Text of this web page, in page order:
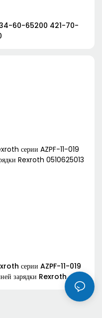
60-65200 421-70-
серии AZPF-11-019
зарядки Rexroth